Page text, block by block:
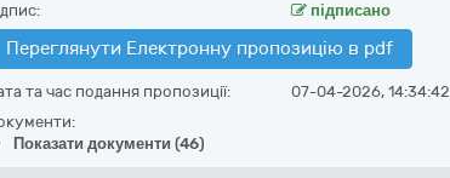
підписано
Переглянути Електронну пропозицію в pdf
та час подання пропозиції:
07-04-2026, 14:34:42
Показати документи (46)